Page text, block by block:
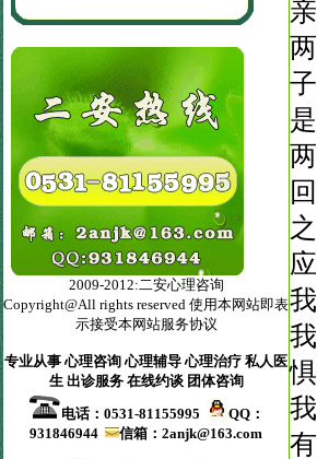
2009-2012:二安心理咨询
Copyright@All rights reserved 使用本网站即表
示接受本网站服务协议
专业从事 心理咨询 心理辅导 心理治疗 私人医
生 出诊服务 在线约谈 团体咨询
电话：0531-81155995
QQ：
931846944
信箱：2anjk@163.com